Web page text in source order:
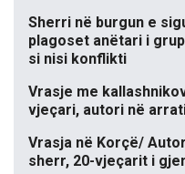
Sherri në burgun e
plagoset anëtari i
si nisi konflikti
Vrasje me
vjeçari, autori në
Vrasja në Korçë/
sherr, 20-vjeçarit i